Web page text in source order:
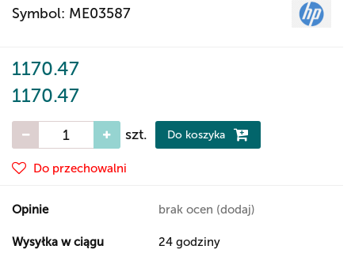
Symbol: ME03587
1170.47
1170.47
szt. Do koszyka
Do przechowalni
Opinie brak ocen (dodaj)
Wysyłka w ciągu 24 godziny